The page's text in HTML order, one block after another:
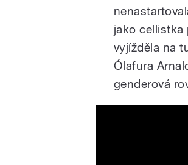
jako cellistka
vyjížděla na
Ólafura
genderová